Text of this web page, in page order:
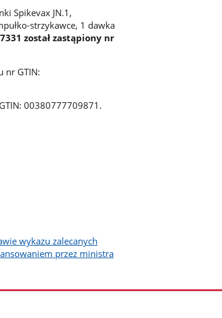
Spikevax JN.1,
strzykawce, 1 dawka
został zastąpiony nr
nr GTIN:
00380777709871.
wykazu zalecanych
przez ministra